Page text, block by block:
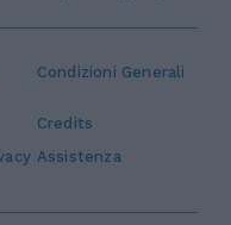
Condizioni Generali
Credits
Assistenza